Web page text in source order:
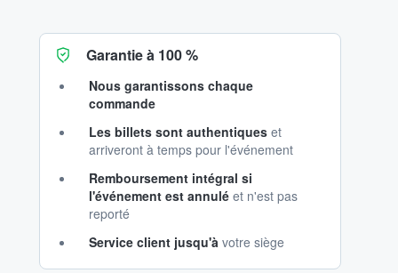
Garantie à 100 %
Nous garantissons chaque
commande
Les billets sont authentiques et
arriveront à temps pour l'événement
Remboursement intégral si
l'événement est annulé et n'est pas
reporté
Service client jusqu'à votre siège